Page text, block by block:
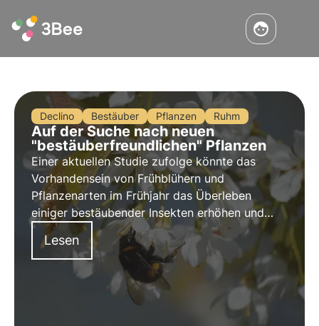
Declino Bestäuber Pflanzen Ruhm
Auf der Suche nach neuen
"bestäuberfreundlichen" Pflanzen
Einer aktuellen Studie zufolge könnte das
Vorhandensein von Frühblühern und
Pflanzenarten im Frühjahr das Überleben
einiger bestäubender Insekten erhöhen und
damit die Liste der "bestäuberfreundlichen"
Pflanzen erweitern. In diesem Artikel erfahren
Sie mehr über Bestäuberverbündete.
Lesen